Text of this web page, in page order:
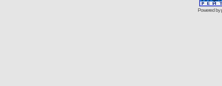
Powered by